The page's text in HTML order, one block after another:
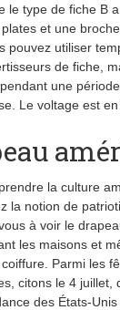
le type de fiche B
et une
pouvez utiliser
de fiche,
une
Le voltage est en
la culture
la notion de
à voir le
les maisons et
Parmi les
citons le 4 juillet,
des États-Unis